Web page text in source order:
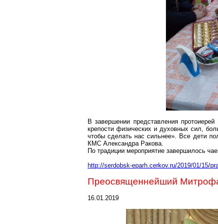
В завершении представления
крепости физических и духовных сил,
чтобы сделать нас сильнее». Все дети
КМС Александра Ракова.
По традиции мероприятие завершилось
http://serdobsk-eparh.cerkov.ru/2019/01/15/
Преосвященнейший
16.01.2019